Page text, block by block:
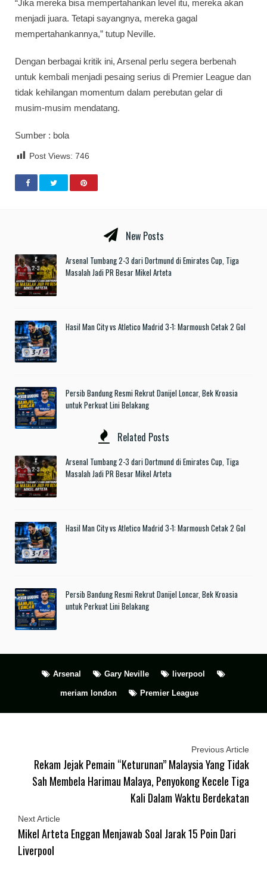
“Jika mereka bisa mempertahankan level itu, mereka akan
menjadi juara. Tetapi sayangnya, mereka gagal
mempertahankannya,” tutup Neville.
Dengan berbagai kritik ini, Arsenal perlu segera berbenah
untuk kembali menjadi pesaing serius di Premier League dan
tidak kehilangan momentum dalam perebutan gelar di
musim-musim mendatang.
Sumber : bola
Post Views: 746
New Posts
Arsenal Tumbang 2-3 dari Dortmund di Emirates Cup, Tiga
Masalah Jadi PR Besar Mikel Arteta
Hasil Man City vs Atletico Madrid 3-1: Marmoush Cetak 2 Gol
Persib Bandung Resmi Rekrut Danijel Loncar, Bek Kroasia
untuk Perkuat Lini Belakang
Related Posts
Arsenal Tumbang 2-3 dari Dortmund di Emirates Cup, Tiga
Masalah Jadi PR Besar Mikel Arteta
Hasil Man City vs Atletico Madrid 3-1: Marmoush Cetak 2 Gol
Persib Bandung Resmi Rekrut Danijel Loncar, Bek Kroasia
untuk Perkuat Lini Belakang
Arsenal Gary Neville liverpool
meriam london Premier League
Previous Article
Rekam Jejak Pemain “Keturunan” Malaysia Yang Tidak
Sah Membela Harimau Malaya, Penyokong Kecele Tiga
Kali Dalam Waktu Berdekatan
Next Article
Mikel Arteta Enggan Menjawab Soal Jarak 15 Poin Dari
Liverpool